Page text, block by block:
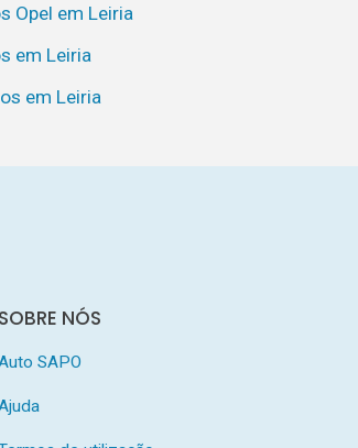
Opel em Leiria
em Leiria
em Leiria
SOBRE NÓS
SAPO